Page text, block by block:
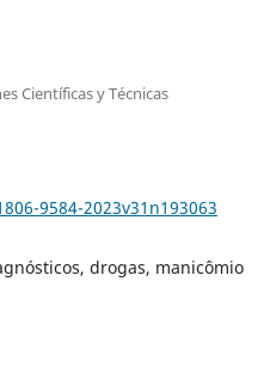
Científicas y Técnicas
9584-2023v31n193063
drogas, manicômio